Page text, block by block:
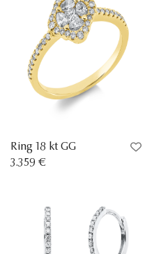
Ring 18 kt GG
3.359 €